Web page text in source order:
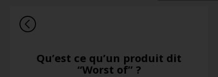
Qu’est ce qu’un produit dit
“Worst of” ?